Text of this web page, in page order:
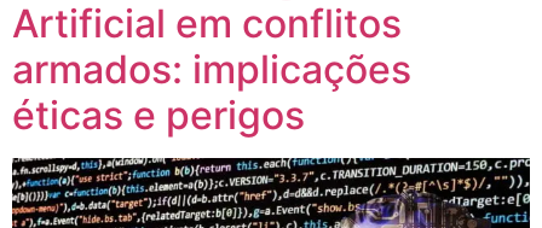
Artificial em conflitos
armados: implicações
éticas e perigos